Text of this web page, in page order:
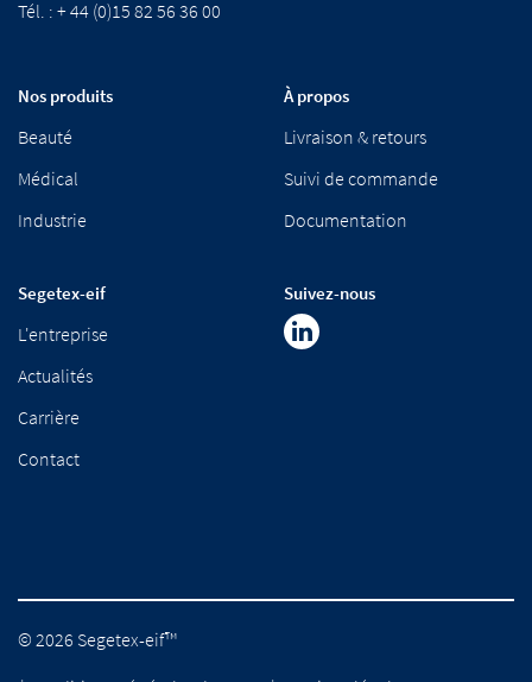
Tél. : + 44 (0)15 82 56 36 00
Nos produits
Beauté
Médical
Industrie
À propos
Livraison & retours
Suivi de commande
Documentation
Segetex-eif
L'entreprise
Actualités
Carrière
Contact
Suivez-nous
© 2026 Segetex-eif™